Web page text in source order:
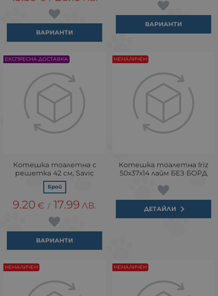
ВАРИАНТИ
ВАРИАНТИ
Котешка тоалетна с
решетка 42 см, Savic
Брой
9.20 € / 17.99 ЛВ.
ВАРИАНТИ
ЕКСПРЕСНА ДОСТАВКА
Котешка тоалетна Iriz
50х37х14 лайм БЕЗ БОРД
ДЕТАЙЛИ
НЕНАЛИЧЕН
НЕНАЛИЧЕН НЕНАЛИЧЕН